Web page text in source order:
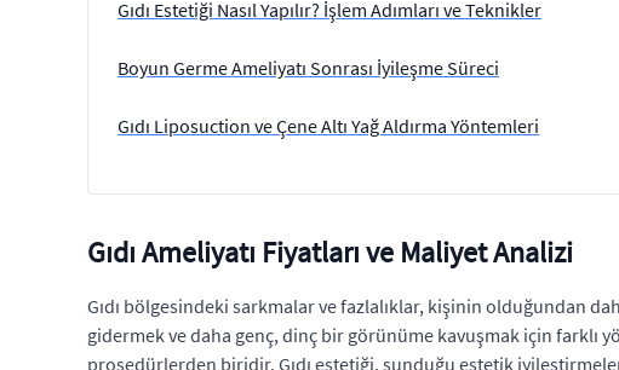
Gıdı Estetiği Nasıl Yapılır? İşlem Adımları ve Teknikler
Boyun Germe Ameliyatı Sonrası İyileşme Süreci
Gıdı Liposuction ve Çene Altı Yağ Aldırma Yöntemleri
Gıdı Ameliyatı Fiyatları ve Maliyet Analizi
Gıdı bölgesindeki sarkmalar ve fazlalıklar, kişinin olduğundan
gidermek ve daha genç, dinç bir görünüme kavuşmak için farklı
prosedürlerden biridir. Gıdı estetiği, sunduğu estetik